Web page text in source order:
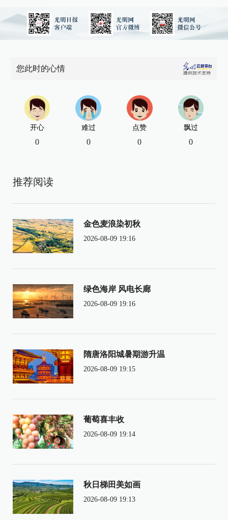
您此时的心情
开心
0
难过
0
点赞
0
飘过
0
推荐阅读
金色麦浪染初秋
2026-08-09 19:16
绿色海岸 风电长廊
2026-08-09 19:16
隋唐洛阳城暑期游升温
2026-08-09 19:15
葡萄喜丰收
2026-08-09 19:14
秋日梯田美如画
2026-08-09 19:13